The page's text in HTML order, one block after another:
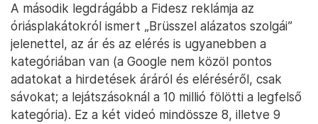
A második legdrágább a Fidesz reklámja az
óriásplakátokról ismert „Brüsszel alázatos szolgái”
jelenettel, az ár és az elérés is ugyanebben a
kategóriában van (a Google nem közöl pontos
adatokat a hirdetések áráról és eléréséről, csak
sávokat; a lejátszásoknál a 10 millió fölötti a legfelső
kategória). Ez a két videó mindössze 8, illetve 9